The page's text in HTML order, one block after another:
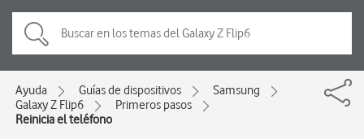
Ayuda Guías de dispositivos
Samsung
Galaxy Z Flip6
Primeros pasos
Reinicia el teléfono